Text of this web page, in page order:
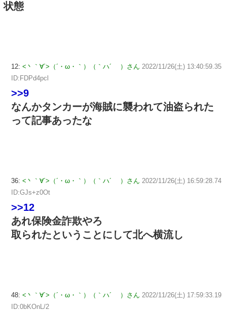
状態
12: <丶｀∀´>（´・ω・｀）（｀ハ´ ）さん 2022/11/26(土) 13:40:59.35
ID:FDPd4pcl
>>9
なんかタンカーが海賊に襲われて油盗られた
って記事あったな
36: <丶｀∀´>（´・ω・｀）（｀ハ´ ）さん 2022/11/26(土) 16:59:28.74
ID:GJs+z0Ot
>>12
あれ保険金詐欺やろ
取られたということにして北へ横流し
48: <丶｀∀´>（´・ω・｀）（｀ハ´ ）さん 2022/11/26(土) 17:59:33.19
ID:0bKOnL/2